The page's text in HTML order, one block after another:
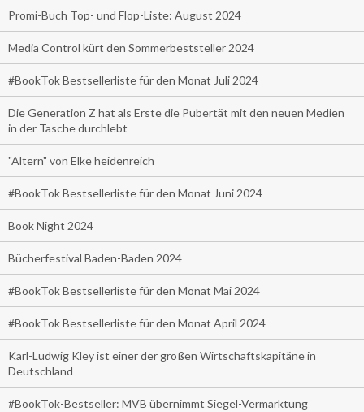
Promi-Buch Top- und Flop-Liste: August 2024
Media Control kürt den Sommerbeststeller 2024
#BookTok Bestsellerliste für den Monat Juli 2024
Die Generation Z hat als Erste die Pubertät mit den neuen Medien
in der Tasche durchlebt
"Altern" von Elke heidenreich
#BookTok Bestsellerliste für den Monat Juni 2024
Book Night 2024
Bücherfestival Baden-Baden 2024
#BookTok Bestsellerliste für den Monat Mai 2024
#BookTok Bestsellerliste für den Monat April 2024
Karl-Ludwig Kley ist einer der großen Wirtschaftskapitäne in
Deutschland
#BookTok-Bestseller: MVB übernimmt Siegel-Vermarktung